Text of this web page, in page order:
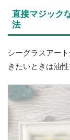
直接マジック
法
シーグラスアー
きたいときは油